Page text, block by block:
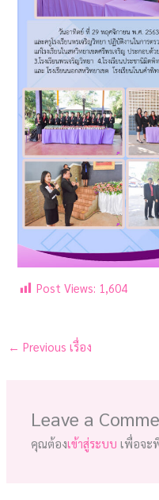
Post Views: 1,604
← Previous เรื่อง
Leave a
คุณต้องเข้าสู่ระบบ เพื่อจะ